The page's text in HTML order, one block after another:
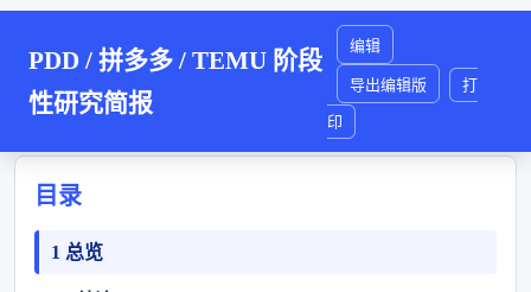
PDD / 拼多多 / TEMU 阶段
性研究简报
编辑
导出编辑版 打
印
目录
1 总览